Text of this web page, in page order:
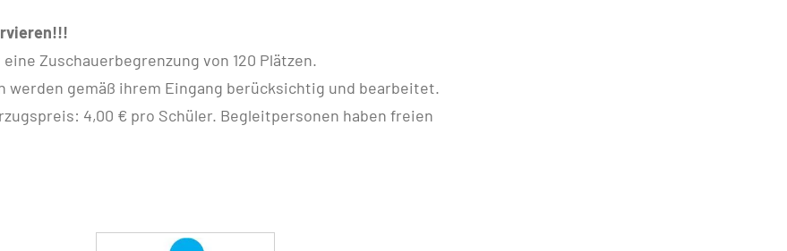
Zuschauerbegrenzung von 120 Plätzen.
werden gemäß ihrem Eingang berücksichtig und bearbeitet.
4,00 € pro Schüler. Begleitpersonen haben freien